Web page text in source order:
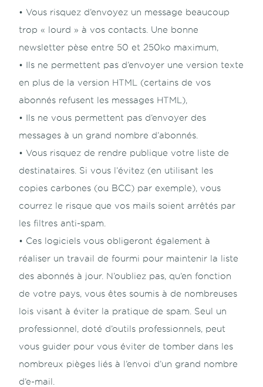
• Vous risquez d’envoyez un message beaucoup
trop « lourd » à vos contacts. Une bonne
newsletter pèse entre 50 et 250ko maximum,
• Ils ne permettent pas d’envoyer une version texte
en plus de la version HTML (certains de vos
abonnés refusent les messages HTML),
• Ils ne vous permettent pas d’envoyer des
messages à un grand nombre d’abonnés.
• Vous risquez de rendre publique votre liste de
destinataires. Si vous l’évitez (en utilisant les
copies carbones (ou BCC) par exemple), vous
courrez le risque que vos mails soient arrêtés par
les filtres anti-spam.
• Ces logiciels vous obligeront également à
réaliser un travail de fourmi pour maintenir la liste
des abonnés à jour. N’oubliez pas, qu’en fonction
de votre pays, vous êtes soumis à de nombreuses
lois visant à éviter la pratique de spam. Seul un
professionnel, doté d’outils professionnels, peut
vous guider pour vous éviter de tomber dans les
nombreux pièges liés à l’envoi d’un grand nombre
d’e-mail.